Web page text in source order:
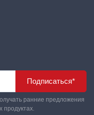
Подписаться*
ранние предложения
продуктах.